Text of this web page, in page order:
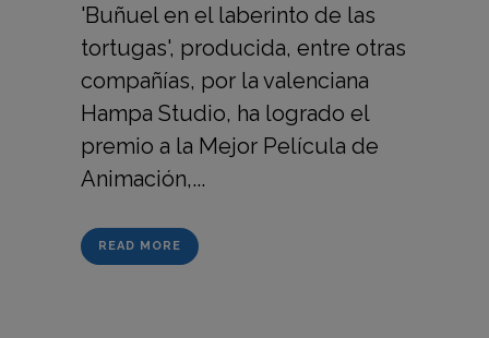
'Buñuel en el laberinto de las
tortugas', producida, entre otras
compañías, por la valenciana
Hampa Studio, ha logrado el
premio a la Mejor Película de
Animación,...
READ MORE